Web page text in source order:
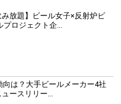
み放題】ビール女子×反射炉ビ
プロジェクト企...
向は？大手ビールメーカー4社
ースリリー...